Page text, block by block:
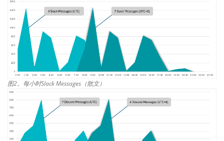
图2。每小时Slack Messages（散文）